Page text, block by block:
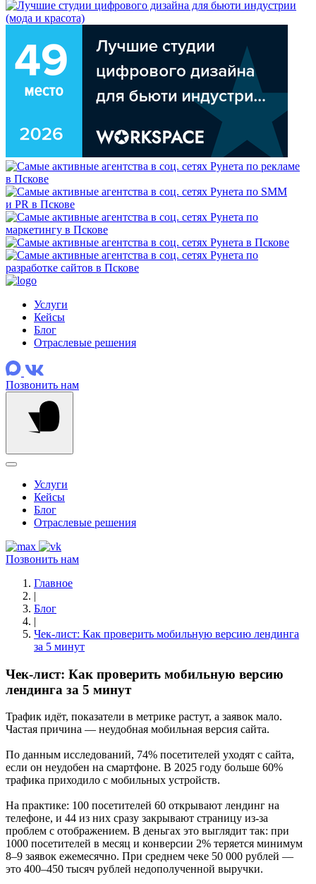
Услуги
Кейсы
Блог
Отраслевые решения
Позвонить нам
Услуги
Кейсы
Блог
Отраслевые решения
Позвонить нам
Главное
|
Блог
|
Чек-лист: Как проверить мобильную версию лендинга
за 5 минут
Чек-лист: Как проверить мобильную версию
лендинга за 5 минут
Трафик идёт, показатели в метрике растут, а заявок мало.
Частая причина — неудобная мобильная версия сайта.
По данным исследований, 74% посетителей уходят с сайта,
если он неудобен на смартфоне. В 2025 году больше 60%
трафика приходило с мобильных устройств.
На практике: 100 посетителей 60 открывают лендинг на
телефоне, и 44 из них сразу закрывают страницу из-за
проблем с отображением. В деньгах это выглядит так: при
1000 посетителей в месяц и конверсии 2% теряется минимум
8–9 заявок ежемесячно. При среднем чеке 50 000 рублей —
это 400–450 тысяч рублей недополученной выручки.